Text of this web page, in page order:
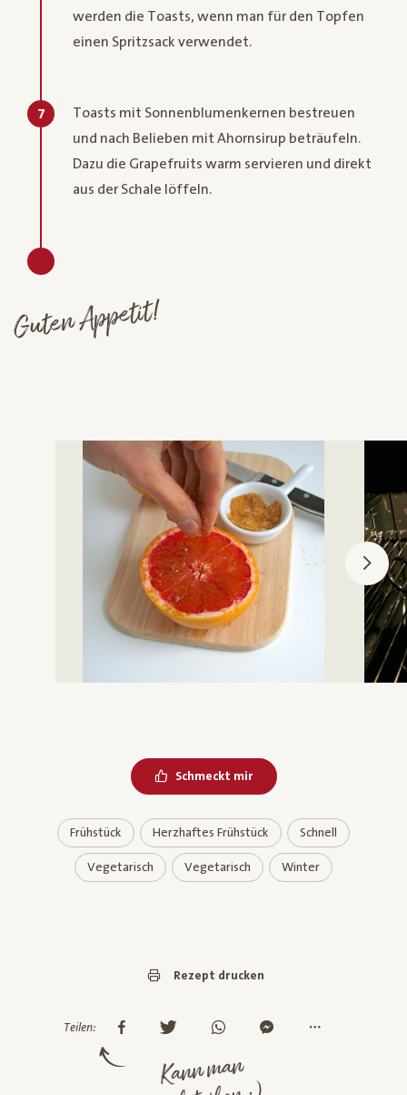
werden die Toasts, wenn man für den Topfen
einen Spritzsack verwendet.
7
Toasts mit Sonnenblumenkernen bestreuen
und nach Belieben mit Ahornsirup beträufeln.
Dazu die Grapefruits warm servieren und direkt
aus der Schale löffeln.
Guten Appetit!
Schmeckt mir
Frühstück Herzhaftes Frühstück Schnell
Vegetarisch Vegetarisch Winter
Rezept drucken
Teilen:
Kann man